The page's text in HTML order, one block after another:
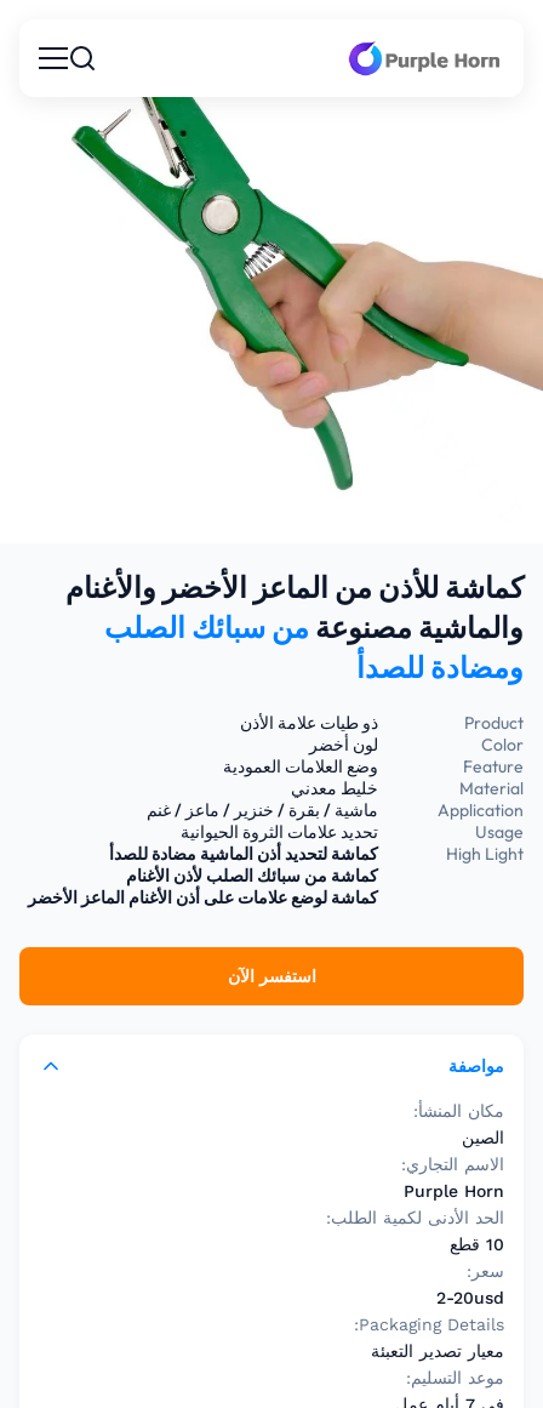
كماشة للأذن من الماعز الأخضر والأغنام
والماشية مصنوعة من سبائك الصلب
ومضادة للصدأ
Product
ذو طيات علامة الأذن
Color
لون أخضر
Feature
وضع العلامات العمودية
Material
خليط معدني
Application
ماشية / بقرة / خنزير / ماعز / غنم
Usage
تحديد علامات الثروة الحيوانية
High Light
كماشة لتحديد أذن الماشية مضادة للصدأ
كماشة من سبائك الصلب لأذن الأغنام
كماشة لوضع علامات على أذن الأغنام الماعز الأخضر
استفسر الآن
مواصفة
مكان المنشأ:
الصين
الاسم التجاري:
Purple Horn
الحد الأدنى لكمية الطلب:
10 قطع
سعر:
2-20usd
Packaging Details:
معيار تصدير التعبئة
موعد التسليم: